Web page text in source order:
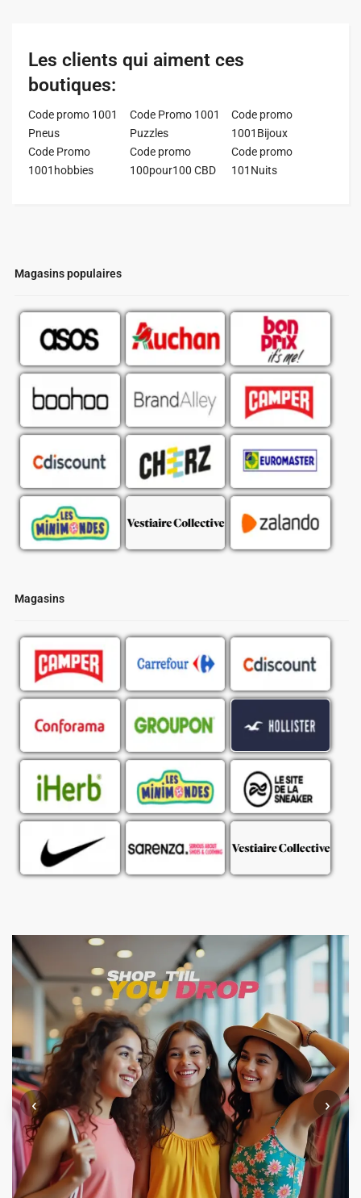
Magasins populaires
Magasins
‹ ›
Les clients qui aiment ces
boutiques:
Code promo 1001
Pneus
Code Promo 1001
Puzzles
Code promo
1001Bijoux
Code Promo
1001hobbies
Code promo
100pour100 CBD
Code promo
101Nuits